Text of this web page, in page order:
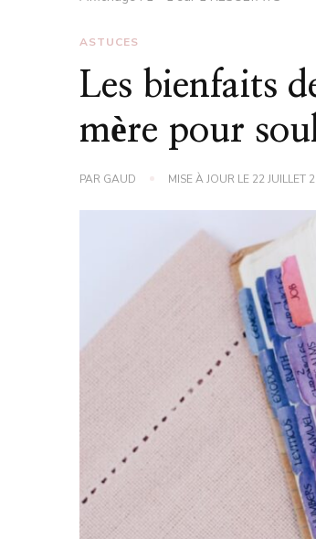
ASTUCES
Les bienfaits
mère pour
PAR GAUD MISE À JOUR LE 22 JUILLET